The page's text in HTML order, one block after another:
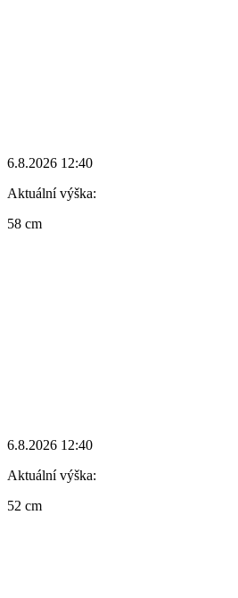
6.8.2026 12:40
Aktuální výška:
58 cm
6.8.2026 12:40
Aktuální výška:
52 cm